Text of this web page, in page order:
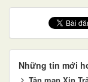
Những tin mới